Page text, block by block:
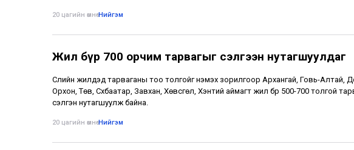
20 цагийн өмнө•Нийгэм
Жил бүр 700 орчим тарвагыг сэлгээн нутагшуулдаг
Сүүлийн жилүүдэд тарваганы тоо толгойг нэмэх зорилгоор Архангай, Говь-Алтай,
Орхон, Төв, Сүхбаатар, Завхан, Хөвсгөл, Хэнтий аймагт жил бүр 500-700 толгой
сэлгэн нутагшуулж байна.
20 цагийн өмнө•Нийгэм